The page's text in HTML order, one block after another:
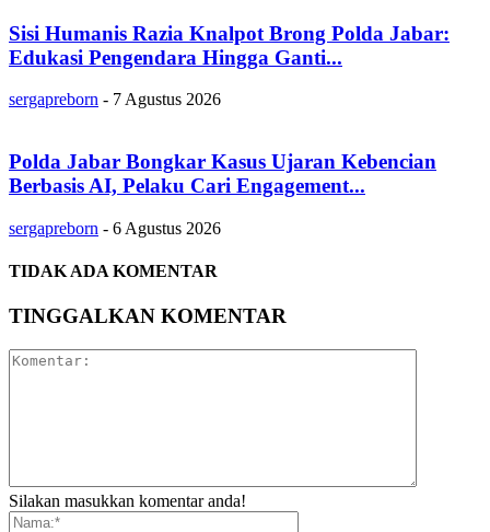
Sisi Humanis Razia Knalpot Brong Polda Jabar:
Edukasi Pengendara Hingga Ganti...
sergapreborn - 7 Agustus 2026
Polda Jabar Bongkar Kasus Ujaran Kebencian
Berbasis AI, Pelaku Cari Engagement...
sergapreborn - 6 Agustus 2026
TIDAK ADA KOMENTAR
TINGGALKAN KOMENTAR
Silakan masukkan komentar anda!